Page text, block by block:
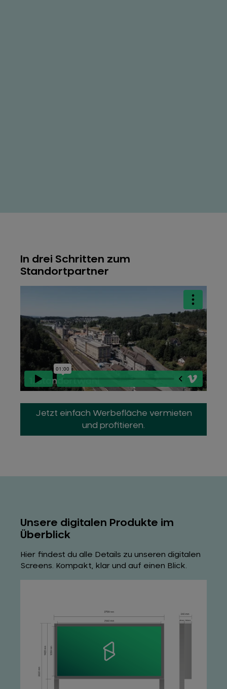
In drei Schritten zum
Standortpartner
Jetzt einfach Werbefläche vermieten
und profitieren.
Unsere digitalen Produkte im
Überblick
Hier findest du alle Details zu unseren digitalen
Screens. Kompakt, klar und auf einen Blick.